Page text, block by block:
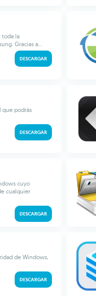
toda la
Gracias a...
DESCARGAR
que podrás
DESCARGAR
cuyo
cualquier
DESCARGAR
de Windows,
DESCARGAR